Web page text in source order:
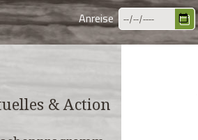
Anreise
& Action